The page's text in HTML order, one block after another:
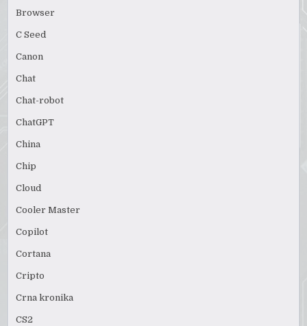
Browser
C Seed
Canon
Chat
Chat-robot
ChatGPT
China
Chip
Cloud
Cooler Master
Copilot
Cortana
Cripto
Crna kronika
CS2